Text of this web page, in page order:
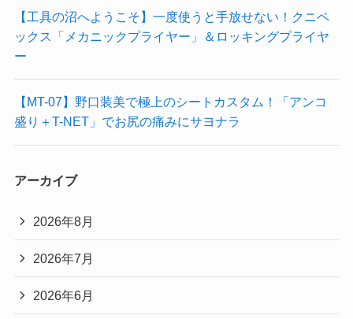
【工具の沼へようこそ】一度使うと手放せない！クニペ
ックス「メカニックプライヤー」＆ロッキングプライヤ
ー
【MT-07】野口装美で極上のシートカスタム！「アンコ
盛り＋T-NET」でお尻の痛みにサヨナラ
アーカイブ
2026年8月
2026年7月
2026年6月